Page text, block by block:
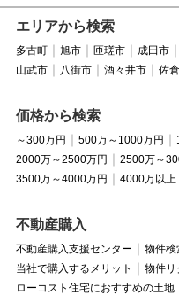
エリアから検索
多古町 旭市 匝瑳市 成田市
山武市
八街市 酒々井市 佐
価格から検索
～300万円 500万～1000万円
2000万～2500万円
2500万～
3500万～4000万円
4000万以上
不動産購入
不動産購入支援センター 物件検
当社で購入するメリット
物件リ
ローコスト住宅におすすめの土地